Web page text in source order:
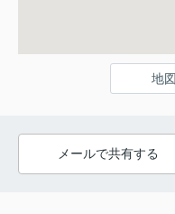
地
メールで共有する